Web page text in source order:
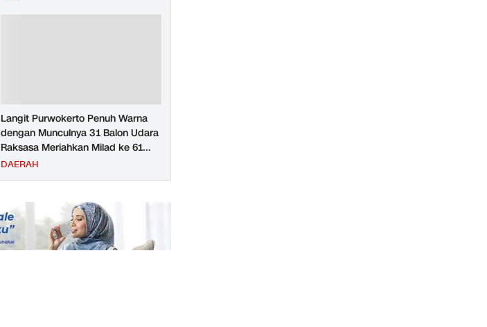
Langit Purwokerto Penuh Warna
dengan Munculnya 31 Balon Udara
Raksasa Meriahkan Milad ke 61
UMP Sedot Ribuan Warga
DAERAH